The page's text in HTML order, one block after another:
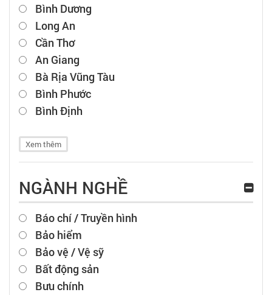
Bình Dương
Long An
Cần Thơ
An Giang
Bà Rịa Vũng Tàu
Bình Phước
Bình Định
Xem thêm
NGÀNH NGHỀ
Báo chí / Truyền hình
Bảo hiểm
Bảo vệ / Vệ sỹ
Bất động sản
Bưu chính